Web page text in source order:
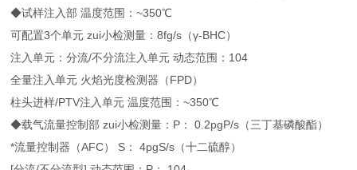
◆试样注入部 温度范围：~350℃
可配置3个单元 zui小检测量：8fg/s（γ-BHC）
注入单元：分流/不分流注入单元 动态范围：104
全量注入单元 火焰光度检测器（FPD）
柱头进样/PTV注入单元 温度范围：~350℃
◆载气流量控制部 zui小检测量：P： 0.2pgP/s（三丁基磷酸酯）
*流量控制器（AFC） S： 4pgS/s（十二硫醇）